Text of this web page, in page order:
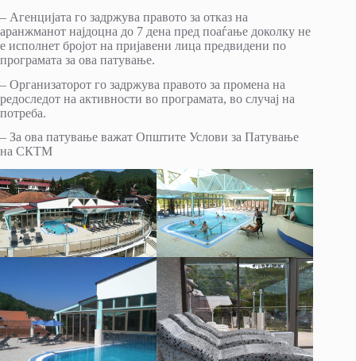
– Агенцијата го задржува правото за отказ на
аранжманот најдоцна до 7 дена пред поаѓање доколку не
е исполнет бројот на пријавени лица предвидени по
програмата за ова патување.
– Организаторот го задржува правото за промена на
редоследот на активности во програмата, во случај на
потреба.
– За ова патување важат Општите Услови за Патување
на СКТМ